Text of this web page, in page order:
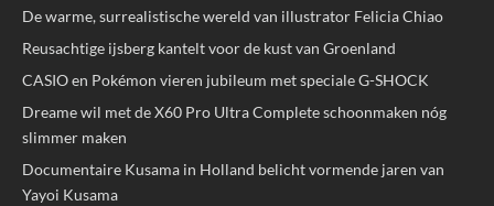
De warme, surrealistische wereld van illustrator Felicia Chiao
Reusachtige ijsberg kantelt voor de kust van Groenland
CASIO en Pokémon vieren jubileum met speciale G-SHOCK
Dreame wil met de X60 Pro Ultra Complete schoonmaken nóg
slimmer maken
Documentaire Kusama in Holland belicht vormende jaren van
Yayoi Kusama